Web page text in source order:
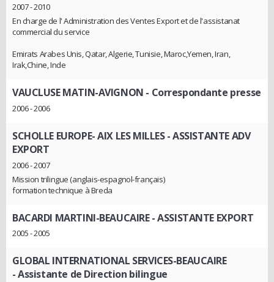
2007 - 2010
En charge de l' Administration des Ventes Export et de l'assistanat
commercial du service
Emirats Arabes Unis, Qatar, Algerie, Tunisie, Maroc,Yemen, Iran,
Irak,Chine, Inde
VAUCLUSE MATIN-AVIGNON - Correspondante presse
2006 - 2006
SCHOLLE EUROPE- AIX LES MILLES- ASSISTANTE ADV
EXPORT
2006 - 2007
Mission trilingue (anglais-espagnol-français)
formation technique à Breda
BACARDI MARTINI-BEAUCAIRE- ASSISTANTE EXPORT
2005 - 2005
GLOBAL INTERNATIONAL SERVICES-BEAUCAIRE
- Assistante de Direction bilingue